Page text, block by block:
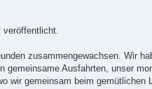
zusammengewachsen. Wir
gemeinsame Ausfahrten, unser
wir gemeinsam beim gemütlichen